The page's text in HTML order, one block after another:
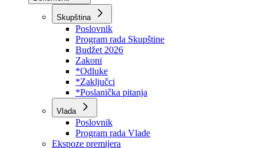
Turistička organizacija
Dokumenti
Skupština
Poslovnik
Program rada Skupštine
Budžet 2026
Zakoni
*Odluke
*Zaključci
*Poslanička pitanja
Vlada